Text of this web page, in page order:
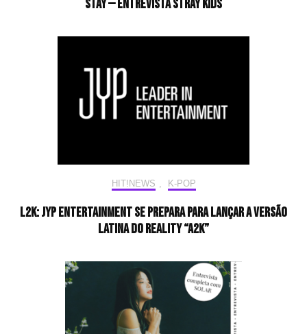
STAY — Entrevista Stray Kids
HIT!NEWS K-POP
L2K: JYP Entertainment se prepara para lançar a versão
latina do reality “A2K”